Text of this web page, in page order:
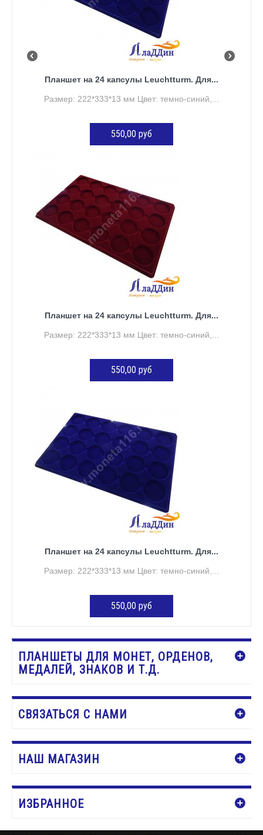
Планшет на 24 капсулы Leuchtturm. Для...
Размер: 222*333*13 мм Цвет: темно-синий,...
550,00 руб
Планшет на 24 капсулы Leuchtturm. Для...
Размер: 222*333*13 мм Цвет: темно-синий,...
550,00 руб
Планшет на 24 капсулы Leuchtturm. Для...
Размер: 222*333*13 мм Цвет: темно-синий,...
550,00 руб
ПЛАНШЕТЫ ДЛЯ МОНЕТ, ОРДЕНОВ,
МЕДАЛЕЙ, ЗНАКОВ И Т.Д.
СВЯЗАТЬСЯ С НАМИ
НАШ МАГАЗИН
ИЗБРАННОЕ